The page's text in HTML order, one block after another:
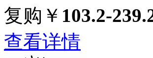
复购￥ 103.2-
查看详情